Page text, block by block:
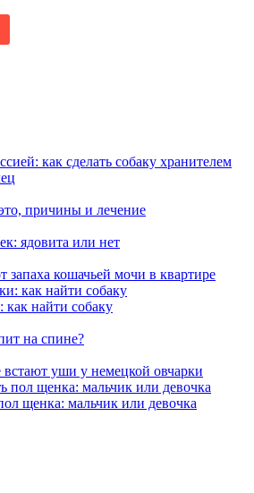
как сделать собаку хранителем
причины и лечение
ядовита или нет
запаха кошачьей мочи в квартире
найти собаку
на спине?
встают уши у немецкой овчарки
щенка: мальчик или девочка